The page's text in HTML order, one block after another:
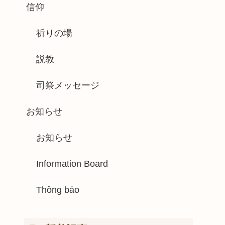
信仰
祈りの場
説教
司祭メッセージ
お知らせ
お知らせ
Information Board
Thông báo